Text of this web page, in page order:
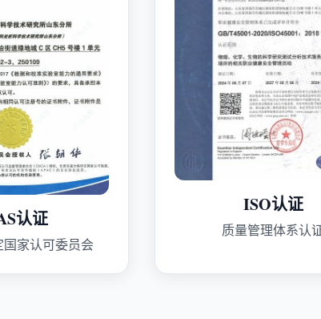
认证
家认可委员会
ISO认证
质量管理体系认